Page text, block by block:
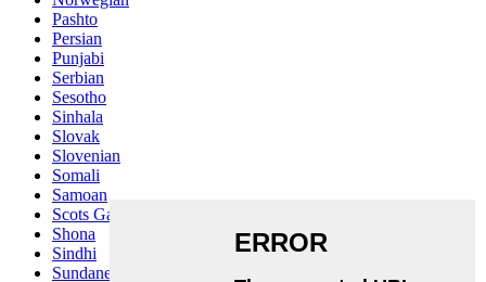
Pashto
Persian
Punjabi
Serbian
Sesotho
Sinhala
Slovak
Slovenian
Somali
Samoan
Scots Gaelic
Shona
Sindhi
Sundanese